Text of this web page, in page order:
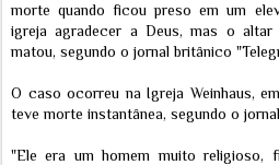
morte quando ficou preso em um
igreja agradecer a Deus, mas o
matou, segundo o jornal britânico
O caso ocorreu na Igreja Weinhaus,
teve morte instantânea, segundo o
"Ele era um homem muito religioso,